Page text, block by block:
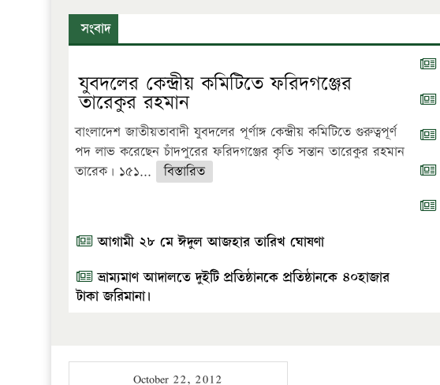
সংবাদ
যুবদলের কেন্দ্রীয় কমিটিতে ফরিদগঞ্জের
তারেকুর রহমান
বাংলাদেশ জাতীয়তাবাদী যুবদলের পূর্ণাঙ্গ কেন্দ্রীয় কমিটিতে গুরুত্বপূর্ণ
পদ লাভ করেছেন চাঁদপুরের ফরিদগঞ্জের কৃতি সন্তান তারেকুর রহমান
তারেক। ১৫১...
বিস্তারিত
আগামী ২৮ মে ঈদুল আজহার তারিখ ঘোষণা
ভ্রাম্যমাণ আদালতে দুইটি প্রতিষ্ঠানকে প্রতিষ্ঠানকে ৪০হাজার
টাকা জরিমানা।
October 22, 2012